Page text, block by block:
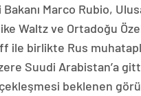
Bakanı Marco Rubio,
Waltz ve Ortadoğu
ile birlikte Rus
Suudi Arabistan’a
beklenen